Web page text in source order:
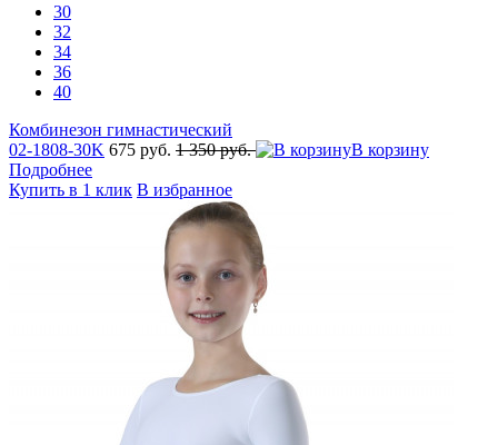
30
32
34
36
40
Комбинезон гимнастический
02-1808-30K 675 руб. 1 350 руб.
В корзину
Подробнее
Купить в 1 клик В избранное